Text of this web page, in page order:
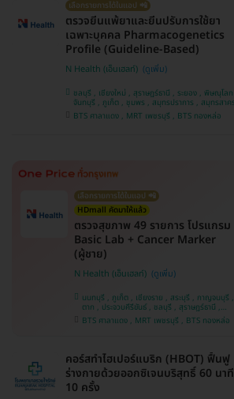
เลือกรายการได้ในแอป 📲
ตรวจยีนแพ้ยาและยีนปรับการใช้ยา
เฉพาะบุคคล Pharmacogenetics
Profile (Guideline-Based)
N Health (เอ็นเฮลท์)
ชลบุรี , เชียงใหม่ , สุราษฎร์ธานี , ระยอง , พิษณุโลก ,
จันทบุรี , ภูเก็ต , ชุมพร , สมุทรปราการ , สมุทรสาคร ,
นครราชสีมา , สุพรรณบุรี , ขอนแก่น , ปราจีนบุรี ,
ปทุมธานี , กาญจนบุรี , บางรัก , กระบี่ , เชียงราย , BTS ศาลาแดง , MRT เพชรบุรี , BTS ทองหล่อ
เลือกรายการได้ในแอป 📲
HDmall คัดมาให้แล้ว
ตรวจสุขภาพ 49 รายการ โปรแกรม
Basic Lab + Cancer Marker
(ผู้ชาย)
N Health (เอ็นเฮลท์)
นนทบุรี , ภูเก็ต , เชียงราย , สระบุรี , กาญจนบุรี ,
ตาก , ประจวบคีรีขันธ์ , ชลบุรี , สุราษฎร์ธานี ,
บางรัก , นครสวรรค์ , บางแค , ห้วยขวาง , สงขลา ,
ปทุมธานี , สมุทรปราการ , สมุทรสาคร , ชุมพร ,
จันทบุรี , อุบลราชธานี , พระนครศรีอยุธยา , สุราษฎ์
ธานี , อุดรธานี , ปราจีนบุรี , กระบี่
BTS ศาลาแดง , MRT เพชรบุรี , BTS ทองหล่อ
คอร์สทำไฮเปอร์แบริก (HBOT) ฟื้นฟู
ร่างกายด้วยออกซิเจนบริสุทธิ์ 60 นาที
10 ครั้ง